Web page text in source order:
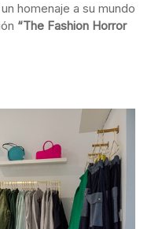
homenaje a su mundo
“The Fashion Horror